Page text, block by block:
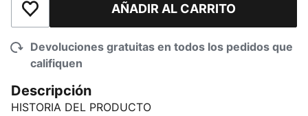
Añadir a la lista de deseosAÑADIR AL CARRITO
Devoluciones gratuitas en todos los pedidos que
califiquen
Descripción
HISTORIA DEL PRODUCTO